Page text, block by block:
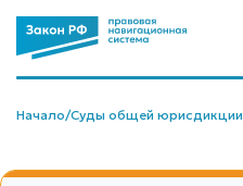
Начало/Суды общей юрисдикции